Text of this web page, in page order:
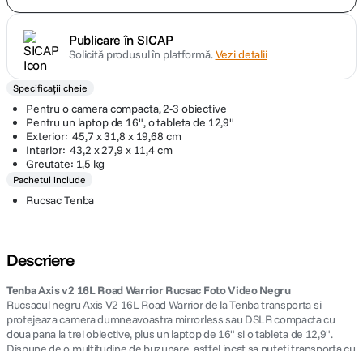
Publicare în SICAP
Solicită produsul în platformă.Vezi detalii
Specificații cheie
Pentru o camera compacta, 2-3 obiective
Pentru un laptop de 16", o tableta de 12,9"
Exterior: 45,7 x 31,8 x 19,68 cm
Interior: 43,2 x 27,9 x 11,4 cm
Greutate: 1,5 kg
Pachetul include
Rucsac Tenba
Descriere
Tenba Axis v2 16L Road Warrior Rucsac Foto Video Negru
Rucsacul negru Axis V2 16L Road Warrior de la Tenba transporta si
protejeaza camera dumneavoastra mirrorless sau DSLR compacta cu
doua pana la trei obiective, plus un laptop de 16" si o tableta de 12,9".